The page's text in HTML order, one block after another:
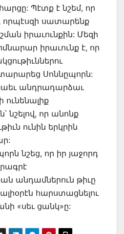
Պէտք է նշեմ, որ
որպէսզի սատարենք
իրաւունքին: Մեզի
իրաւունք է, որ
Սոննըպորն:
անդրադարձաւ
նշելով, որ անոնք
ունին երկրին
նշեց, որ իր յաջորդ
անդամներուն թիւը
հարստացնելու
«սեւ ցանկ»ը: